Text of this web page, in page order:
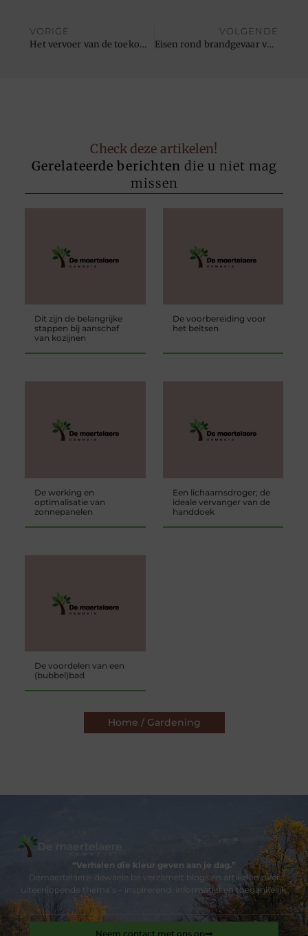
VORIGE
Het vervoer van de toekomst
VOLGENDE
Eisen rond brandgevaar van rieten daken
Check deze artikelen!
Gerelateerde berichten die u niet mag
missen
Dit zijn de belangrijke
stappen bij aanschaf
van kozijnen
De voorbereiding voor
het beitsen
De werking en
optimalisatie van
zonnepanelen
Een lichaamsdroger; de
ideale vervanger van de
handdoek
De voordelen van een
(bubbel)bad
Home / Gardening
“Verhalen die kleur geven aan je dag.”
Demaertelaere-dewaele.be verzamelt blogs en artikelen over
uiteenlopende thema’s – inspirerend, informatief en toegankelijk.
Neem contact met ons op